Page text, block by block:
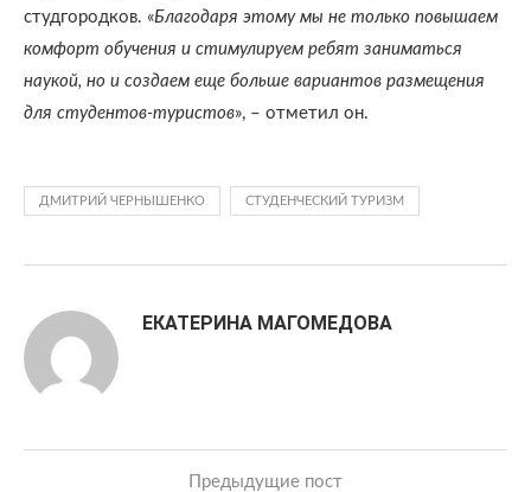
студгородков. «Благодаря этому мы не только повышаем
комфорт обучения и стимулируем ребят заниматься
наукой, но и создаем еще больше вариантов размещения
для студентов-туристов», – отметил он.
ДМИТРИЙ ЧЕРНЫШЕНКО СТУДЕНЧЕСКИЙ ТУРИЗМ
ЕКАТЕРИНА МАГОМЕДОВА
Предыдущие пост